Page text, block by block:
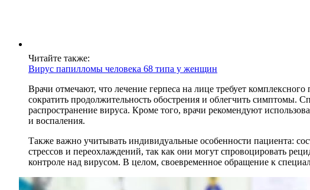
Читайте также:
Вирус папилломы человека 68 типа у женщин
Врачи отмечают, что лечение герпеса на лице требует
сократить продолжительность обострения и облегчить симптомы.
распространение вируса. Кроме того, врачи рекомендуют
и воспаления.
Также важно учитывать индивидуальные особенности пациента:
стрессов и переохлаждений, так как они могут спровоцировать
контроле над вирусом. В целом, своевременное обращение к